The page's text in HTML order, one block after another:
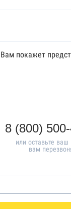
покажет
8 (800)
или оставьте ваш
вам